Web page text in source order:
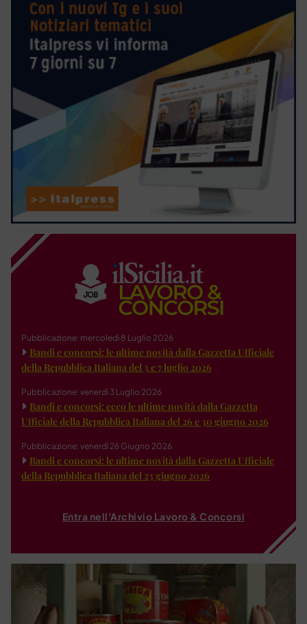
Pubblicazione: mercoledì 8 Luglio 2026
Bandi e concorsi: le ultime novità dalla Gazzetta Ufficiale
della Repubblica Italiana del 3 e 7 luglio 2026
Pubblicazione: venerdì 3 Luglio 2026
Bandi e concorsi: ecco le ultime novità dalla Gazzetta
Ufficiale della Repubblica Italiana del 26 e 30 giugno 2026
Pubblicazione: venerdì 26 Giugno 2026
Bandi e concorsi: le ultime novità dalla Gazzetta Ufficiale
della Repubblica Italiana del 23 giugno 2026
Entra nell'Archivio Lavoro & Concorsi